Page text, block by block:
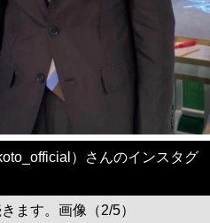
）さんのインスタグ
ます。画像（2/5）